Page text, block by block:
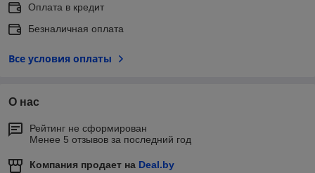
Оплата в кредит
Безналичная оплата
Все условия оплаты
О нас
Рейтинг не сформирован
Менее 5 отзывов за последний год
Компания продает на Deal.by